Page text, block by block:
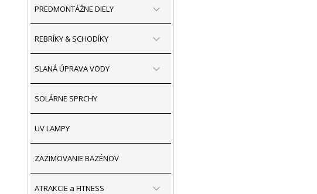
PREDMONTÁŽNE DIELY
REBRÍKY & SCHODÍKY
SLANÁ ÚPRAVA VODY
SOLÁRNE SPRCHY
UV LAMPY
ZAZIMOVANIE BAZÉNOV
ATRAKCIE a FITNESS